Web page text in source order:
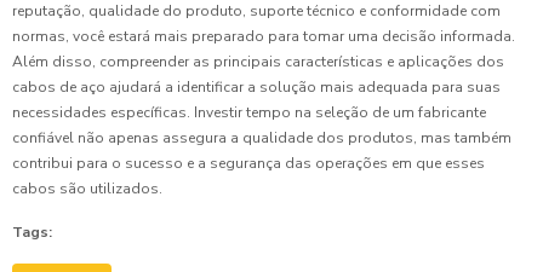
reputação, qualidade do produto, suporte técnico e conformidade com
normas, você estará mais preparado para tomar uma decisão informada.
Além disso, compreender as principais características e aplicações dos
cabos de aço ajudará a identificar a solução mais adequada para suas
necessidades específicas. Investir tempo na seleção de um fabricante
confiável não apenas assegura a qualidade dos produtos, mas também
contribui para o sucesso e a segurança das operações em que esses
cabos são utilizados.
Tags: